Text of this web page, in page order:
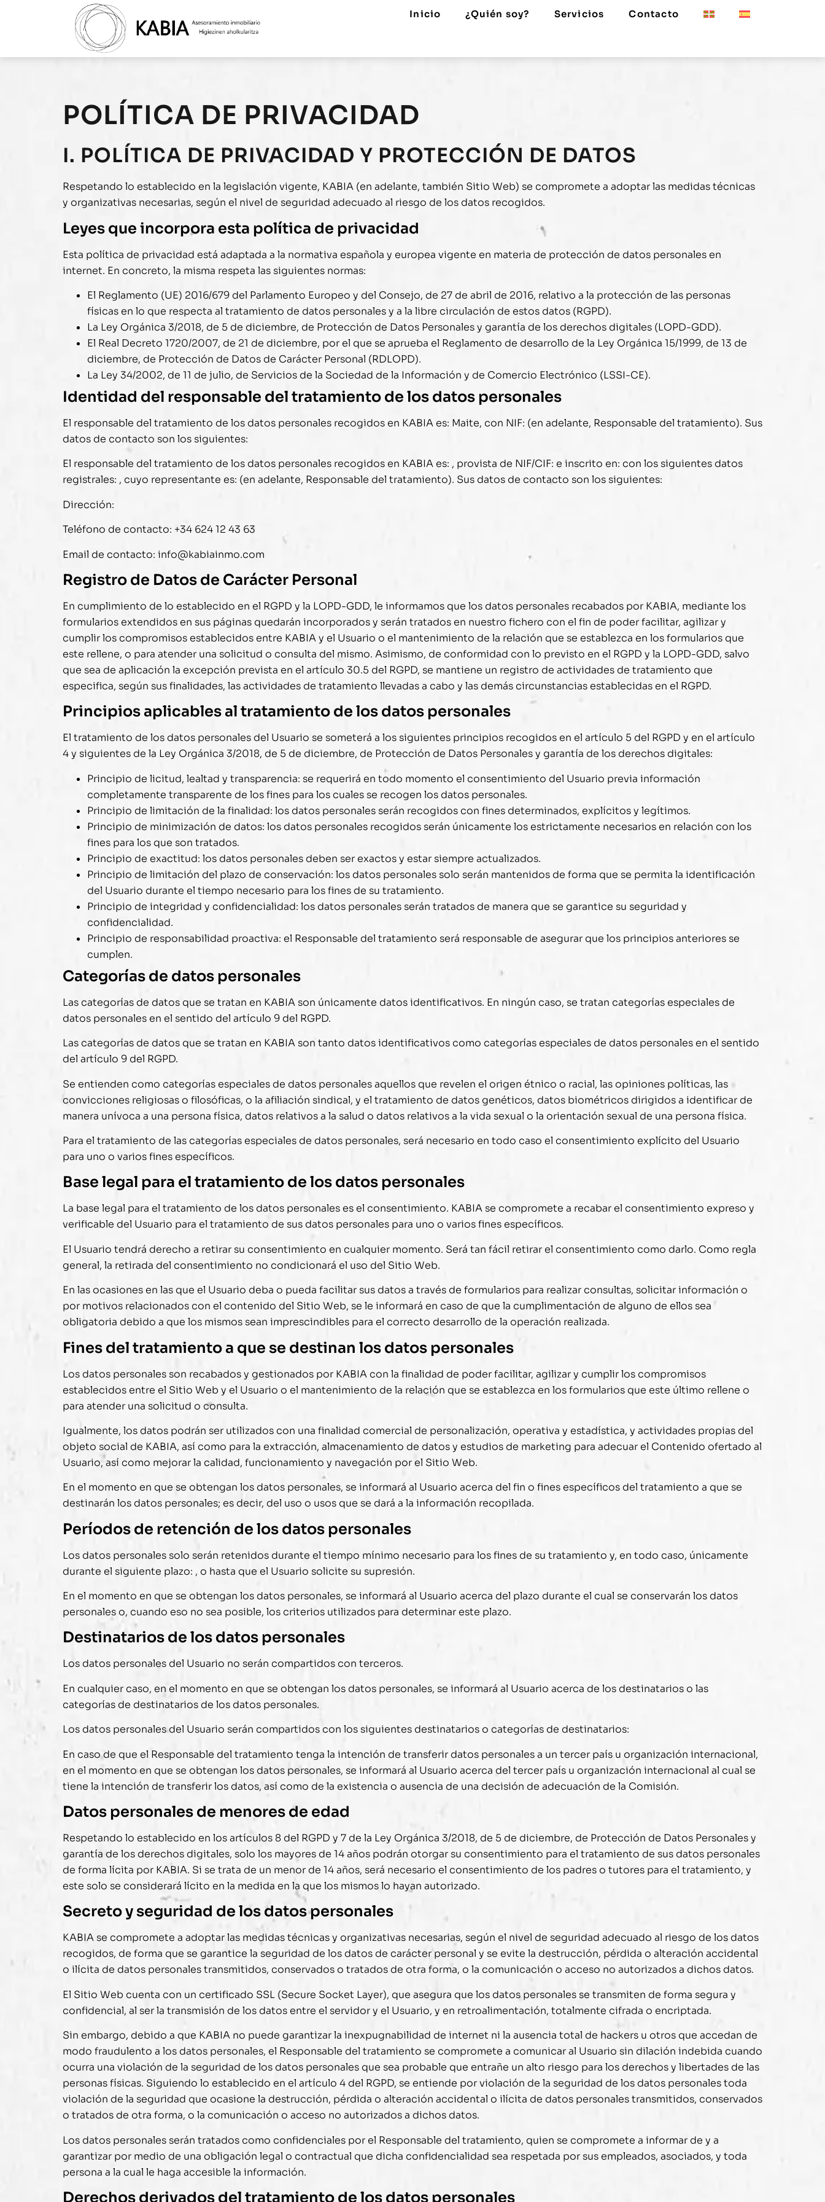
Inicio ¿Quién soy? Servicios Contacto
POLÍTICA DE PRIVACIDAD
I. POLÍTICA DE PRIVACIDAD Y PROTECCIÓN DE DATOS
Respetando lo establecido en la legislación vigente, KABIA (en adelante, también Sitio Web) se compromete a adoptar las medidas técnicas
y organizativas necesarias, según el nivel de seguridad adecuado al riesgo de los datos recogidos.
Leyes que incorpora esta política de privacidad
Esta política de privacidad está adaptada a la normativa española y europea vigente en materia de protección de datos personales en
internet. En concreto, la misma respeta las siguientes normas:
El Reglamento (UE) 2016/679 del Parlamento Europeo y del Consejo, de 27 de abril de 2016, relativo a la protección de las personas
físicas en lo que respecta al tratamiento de datos personales y a la libre circulación de estos datos (RGPD).
La Ley Orgánica 3/2018, de 5 de diciembre, de Protección de Datos Personales y garantía de los derechos digitales (LOPD-GDD).
El Real Decreto 1720/2007, de 21 de diciembre, por el que se aprueba el Reglamento de desarrollo de la Ley Orgánica 15/1999, de 13 de
diciembre, de Protección de Datos de Carácter Personal (RDLOPD).
La Ley 34/2002, de 11 de julio, de Servicios de la Sociedad de la Información y de Comercio Electrónico (LSSI-CE).
Identidad del responsable del tratamiento de los datos personales
El responsable del tratamiento de los datos personales recogidos en KABIA es: Maite, con NIF: (en adelante, Responsable del tratamiento). Sus
datos de contacto son los siguientes:
El responsable del tratamiento de los datos personales recogidos en KABIA es: , provista de NIF/CIF: e inscrito en: con los siguientes datos
registrales: , cuyo representante es: (en adelante, Responsable del tratamiento). Sus datos de contacto son los siguientes:
Dirección:
Teléfono de contacto: +34 624 12 43 63
Email de contacto: info@kabiainmo.com
Registro de Datos de Carácter Personal
En cumplimiento de lo establecido en el RGPD y la LOPD-GDD, le informamos que los datos personales recabados por KABIA, mediante los
formularios extendidos en sus páginas quedarán incorporados y serán tratados en nuestro fichero con el fin de poder facilitar, agilizar y
cumplir los compromisos establecidos entre KABIAy el Usuario o el mantenimiento de la relación que se establezca en los formularios que
este rellene, o para atender una solicitud o consulta del mismo. Asimismo, de conformidad con lo previsto en el RGPD y la LOPD-GDD, salvo
que sea de aplicación la excepción prevista en el artículo 30.5 del RGPD, se mantiene un registro de actividades de tratamiento que
especifica, según sus finalidades, las actividades de tratamiento llevadas a cabo y las demás circunstancias establecidas en el RGPD.
Principios aplicables al tratamiento de los datos personales
El tratamiento de los datos personales del Usuario se someterá a los siguientes principios recogidos en el artículo 5 del RGPD y en el artículo
4 y siguientes de la Ley Orgánica 3/2018, de 5 de diciembre, de Protección de Datos Personales y garantía de los derechos digitales:
Principio de licitud, lealtad y transparencia: se requerirá en todo momento el consentimiento del Usuario previa información
completamente transparente de los fines para los cuales se recogen los datos personales.
Principio de limitación de la finalidad: los datos personales serán recogidos con fines determinados, explícitos y legítimos.
Principio de minimización de datos: los datos personales recogidos serán únicamente los estrictamente necesarios en relación con los
fines para los que son tratados.
Principio de exactitud: los datos personales deben ser exactos y estar siempre actualizados.
Principio de limitación del plazo de conservación: los datos personales solo serán mantenidos de forma que se permita la identificación
del Usuario durante el tiempo necesario para los fines de su tratamiento.
Principio de integridad y confidencialidad: los datos personales serán tratados de manera que se garantice su seguridad y
confidencialidad.
Principio de responsabilidad proactiva: el Responsable del tratamiento será responsable de asegurar que los principios anteriores se
cumplen.
Categorías de datos personales
Las categorías de datos que se tratan en KABIA son únicamente datos identificativos. En ningún caso, se tratan categorías especiales de
datos personales en el sentido del artículo 9 del RGPD.
Las categorías de datos que se tratan en KABIA son tanto datos identificativos como categorías especiales de datos personales en el sentido
del artículo 9 del RGPD.
Se entienden como categorías especiales de datos personales aquellos que revelen el origen étnico o racial, las opiniones políticas, las
convicciones religiosas o filosóficas, o la afiliación sindical, y el tratamiento de datos genéticos, datos biométricos dirigidos a identificar de
manera unívoca a una persona física, datos relativos a la salud o datos relativos a la vida sexual o la orientación sexual de una persona física.
Para el tratamiento de las categorías especiales de datos personales, será necesario en todo caso el consentimiento explícito del Usuario
para uno o varios fines específicos.
Base legal para el tratamiento de los datos personales
La base legal para el tratamiento de los datos personales es el consentimiento. KABIA se compromete a recabar el consentimiento expreso y
verificable del Usuario para el tratamiento de sus datos personales para uno o varios fines específicos.
El Usuario tendrá derecho a retirar su consentimiento en cualquier momento. Será tan fácil retirar el consentimiento como darlo. Como regla
general, la retirada del consentimiento no condicionará el uso del Sitio Web.
En las ocasiones en las que el Usuario deba o pueda facilitar sus datos a través de formularios para realizar consultas, solicitar información o
por motivos relacionados con el contenido del Sitio Web, se le informará en caso de que la cumplimentación de alguno de ellos sea
obligatoria debido a que los mismos sean imprescindibles para el correcto desarrollo de la operación realizada.
Fines del tratamiento a que se destinan los datos personales
Los datos personales son recabados y gestionados por KABIA con la finalidad de poder facilitar, agilizar y cumplir los compromisos
establecidos entre el Sitio Web y el Usuario o el mantenimiento de la relación que se establezca en los formularios que este último rellene o
para atender una solicitud o consulta.
Igualmente, los datos podrán ser utilizados con una finalidad comercial de personalización, operativa y estadística, y actividades propias del
objeto social de KABIA, así como para la extracción, almacenamiento de datos y estudios de marketing para adecuar el Contenido ofertado al
Usuario, así como mejorar la calidad, funcionamiento y navegación por el Sitio Web.
En el momento en que se obtengan los datos personales, se informará al Usuario acerca del fin o fines específicos del tratamiento a que se
destinarán los datos personales; es decir, del uso o usos que se dará a la información recopilada.
Períodos de retención de los datos personales
Los datos personales solo serán retenidos durante el tiempo mínimo necesario para los fines de su tratamiento y, en todo caso, únicamente
durante el siguiente plazo: , o hasta que el Usuario solicite su supresión.
En el momento en que se obtengan los datos personales, se informará al Usuario acerca del plazo durante el cual se conservarán los datos
personales o, cuando eso no sea posible, los criterios utilizados para determinar este plazo.
Destinatarios de los datos personales
Los datos personales del Usuario no serán compartidos con terceros.
En cualquier caso, en el momento en que se obtengan los datos personales, se informará al Usuario acerca de los destinatarios o las
categorías de destinatarios de los datos personales.
Los datos personales del Usuario serán compartidos con los siguientes destinatarios o categorías de destinatarios:
En caso de que el Responsable del tratamiento tenga la intención de transferir datos personales a un tercer país u organización internacional,
en el momento en que se obtengan los datos personales, se informará al Usuario acerca del tercer país u organización internacional al cual se
tiene la intención de transferir los datos, así como de la existencia o ausencia de una decisión de adecuación de la Comisión.
Datos personales de menores de edad
Respetando lo establecido en los artículos 8 del RGPD y 7 de la Ley Orgánica 3/2018, de 5 de diciembre, de Protección de Datos Personales y
garantía de los derechos digitales, solo los mayores de 14 años podrán otorgar su consentimiento para el tratamiento de sus datos personales
de forma lícita por KABIA. Si se trata de un menor de 14 años, será necesario el consentimiento de los padres o tutores para el tratamiento, y
este solo se considerará lícito en la medida en la que los mismos lo hayan autorizado.
Secreto y seguridad de los datos personales
KABIA se compromete a adoptar las medidas técnicas y organizativas necesarias, según el nivel de seguridad adecuado al riesgo de los datos
recogidos, de forma que se garantice la seguridad de los datos de carácter personal y se evite la destrucción, pérdida o alteración accidental
o ilícita de datos personales transmitidos, conservados o tratados de otra forma, o la comunicación o acceso no autorizados a dichos datos.
El Sitio Web cuenta con un certificado SSL (Secure Socket Layer), que asegura que los datos personales se transmiten de forma segura y
confidencial, al ser la transmisión de los datos entre el servidor y el Usuario, y en retroalimentación, totalmente cifrada o encriptada.
Sin embargo, debido a que KABIA no puede garantizar la inexpugnabilidad de internet ni la ausencia total de hackers u otros que accedan de
modo fraudulento a los datos personales, el Responsable del tratamiento se compromete a comunicar al Usuario sin dilación indebida cuando
ocurra una violación de la seguridad de los datos personales que sea probable que entrañe un alto riesgo para los derechos y libertades de las
personas físicas. Siguiendo lo establecido en el artículo 4 del RGPD, se entiende por violación de la seguridad de los datos personales toda
violación de la seguridad que ocasione la destrucción, pérdida o alteración accidental o ilícita de datos personales transmitidos, conservados
o tratados de otra forma, o la comunicación o acceso no autorizados a dichos datos.
Los datos personales serán tratados como confidenciales por el Responsable del tratamiento, quien se compromete a informar de y a
garantizar por medio de una obligación legal o contractual que dicha confidencialidad sea respetada por sus empleados, asociados, y toda
persona a la cual le haga accesible la información.
Derechos derivados del tratamiento de los datos personales